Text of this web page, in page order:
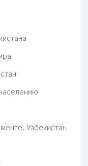
Узбекистан